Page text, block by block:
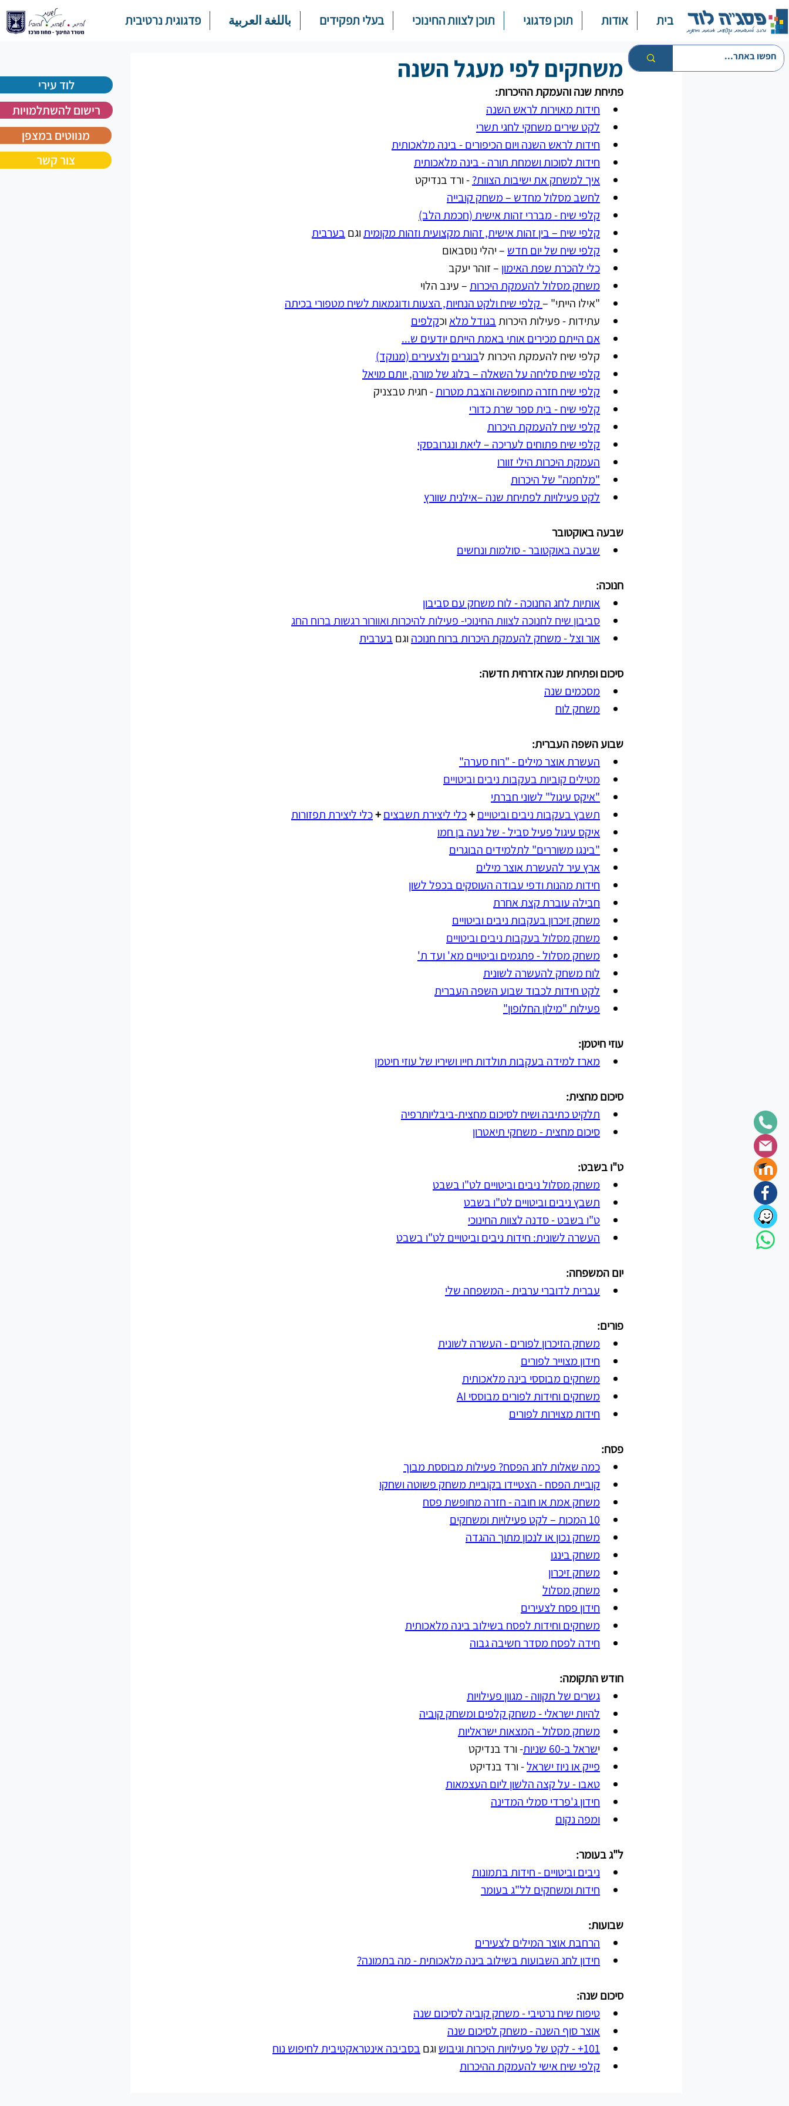
לוד עירי
רישום להשתלמויות
מנווטים במצפן
צור קשר
בית אודות תוכן פדגוגי תוכן לצוות החינוכי בעלי תפקידים باللغة العربية פדגוגית נרטיבית
משחקים לפי מעגל השנה
פתיחת שנה והעמקת ההיכרות:
חידות מאוירות לראש השנה
לקט שירים משחקי לחגי תשרי
חידות לראש השנה ויום הכיפורים - בינה מלאכותית
חידות לסוכות ושמחת תורה - בינה מלאכותית
איך למשחק את ישיבות הצוות? - ורד בנדיקט
לחשב מסלול מחדש – משחק קובייה
קלפי שיח - מבררי זהות אישית (חכמת הלב)
קלפי שיח – בין זהות אישית, זהות מקצועית וזהות מקומית וגם בערבית
קלפי שיח של יום חדש – יהלי נוסבאום
כלי להכרת שפת האימון – זוהר יעקב
משחק מסלול להעמקת היכרות – עינב הלוי
"אילו הייתי" – קלפי שיח ולקט הנחיות, הצעות ודוגמאות לשיח מטפורי בכיתה
עתידות - פעילות היכרותבגודל מלאוכקלפים
אם הייתם מכירים אותי באמת הייתם יודעים ש...
קלפי שיח להעמקת היכרות לבוגריםולצעירים (מנוקד)
קלפי שיח סליחה על השאלה – בלוג של מורה, יותם מויאל
קלפי שיח חזרה מחופשה והצבת מטרות - חגית טבצניק
קלפי שיח - בית ספר שרת כדורי
קלפי שיח להעמקת היכרות
קלפי שיח פתוחים לעריכה – ליאת ונגרובסקי
העמקת היכרות הילי זוורו
"מלחמה" של היכרות
לקט פעילויות לפתיחת שנה –אילנית שוורץ
שבעה באוקטובר
שבעה באוקטובר - סולמות ונחשים
חנוכה:
אותיות לחג החנוכה - לוח משחק עם סביבון
סביבון שיח לחנוכה לצוות החינוכי- פעילות להיכרות ואוורור רגשות ברוח החג
אור וצל - משחק להעמקת היכרות ברוח חנוכה וגם בערבית
סיכום ופתיחת שנה אזרחית חדשה:
מסכמים שנה
משחק לוח
שבוע השפה העברית:
העשרת אוצר מילים - "רוח סערה"
מטילים קוביות בעקבות ניבים וביטויים
"איקס עיגול" לשוני חברתי
תשבץ בעקבות ניבים וביטויים+כלי ליצירת תשבצים+כלי ליצירת תפזורות
איקס עיגול פעיל סביל - של נעה בן חמו
"בינגו משוררים" לתלמידים הבוגרים
ארץ עיר להעשרת אוצר מילים
חידות מהנות ודפי עבודה העוסקים בכפל לשון
חבילה עוברת קצת אחרת
משחק זיכרון בעקבות ניבים וביטויים
משחק מסלול בעקבות ניבים וביטויים
משחק מסלול - פתגמים וביטויים מא' ועד ת'
לוח משחק להעשרה לשונית
לקט חידות לכבוד שבוע השפה העברית
פעילות "מילון החלופון"
עוזי חיטמן:
מארז למידה בעקבות תולדות חייו ושיריו של עוזי חיטמן
סיכום מחצית:
תלקיט כתיבה ושיח לסיכום מחצית-ביבליותרפיה
סיכום מחצית - משחקי תיאטרון
ט"ו בשבט:
משחק מסלול ניבים וביטויים לט"ו בשבט
תשבץ ניבים וביטויים לט"ו בשבט
ט"ו בשבט - סדנה לצוות החינוכי
העשרה לשונית: חידות ניבים וביטויים לט"ו בשבט
יום המשפחה:
עברית לדוברי ערבית - המשפחה שלי
פורים:
משחק הזיכרון לפורים - העשרה לשונית
חידון מצוייר לפורים
משחקים מבוססי בינה מלאכותית
משחקים וחידות לפורים מבוססי AI
חידות מצוירות לפורים
פסח:
כמה שאלות לחג הפסח? פעילות מבוססת מבוך
קוביית הפסח - הצטיידו בקוביית משחק פשוטה ושחקו
משחק אמת או חובה - חזרה מחופשת פסח
10 המכות – לקט פעילויות ומשחקים
משחק נכון או לנכון מתוך ההגדה
משחק בינגו
משחק זיכרון
משחק מסלול
חידון פסח לצעירים
משחקים וחידות לפסח בשילוב בינה מלאכותית
חידה לפסח מסדר חשיבה גבוה
חודש התקומה:
גשרים של תקווה - מגוון פעילויות
להיות ישראלי - משחק קלפים ומשחק קוביה
משחק מסלול - המצאות ישראליות
ישראל ב-60 שניות
- ורד בנדיקט
פייק או ניוז ישראל - ורד בנדיקט
טאבו - על קצה הלשון ליום העצמאות
חידון ג'פרדי סמלי המדינה
ומפה נקום
ל"ג בעומר:
ניבים וביטויים - חידות בתמונות
חידות ומשחקים לל"ג בעומר
שבועות:
הרחבת אוצר המילים לצעירים
חידון לחג השבועות בשילוב בינה מלאכותית - מה בתמונה?
סיכום שנה:
טיפוח שיח נרטיבי - משחק קוביה לסיכום שנה
אוצר סוף השנה - משחק לסיכום שנה
101+ - לקט של פעילויות היכרות וגיבוש
וגם בסביבה אינטראקטיבית לחיפוש נוח
קלפי שיח אישי להעמקת ההיכרות